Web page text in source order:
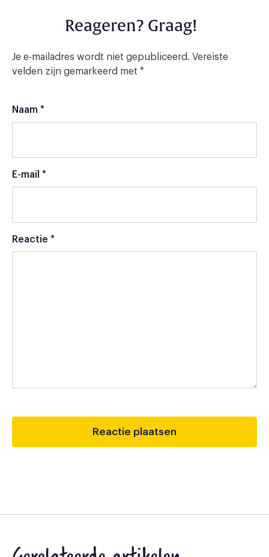
Reageren? Graag!
Je e-mailadres wordt niet gepubliceerd. Vereiste
velden zijn gemarkeerd met *
Naam *
E-mail *
Reactie *